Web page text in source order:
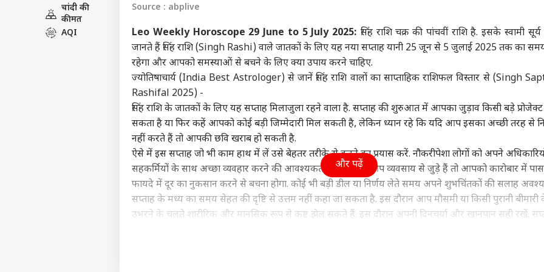
चांदी की
कीमत
AQI
Source : abplive
Leo Weekly Horoscope 29 June to 5 July 2025: सिंह राशि चक्र की पांचवीं राशि है. इसके स्वामी सूर्य
जानते हैं सिंह राशि (Singh Rashi) वाले जातकों के लिए यह नया सप्ताह यानी 25 जून से 5 जुलाई 2025 तक का
रहेगा और आपको समस्याओं से बचने के लिए क्या उपाय करने चाहिए.
ज्योतिषाचार्य (India Best Astrologer) से जानें सिंह राशि वालों का साप्ताहिक राशिफल विस्तार से (Singh
Rashifal 2025) -
सिंह राशि के जातकों के लिए यह सप्ताह मिलाजुला रहने वाला है. सप्ताह की शुरुआत में आपका जुड़ाव किसी बड़े
सकता है या फिर कहें आपको कोई बड़ी जिम्मेदारी मिल सकती है, लेकिन ध्यान रहे कि यदि आप इसका अच्छी तरह से
नहीं करते हैं तो आपकी छवि खराब हो सकती है.
ऐसे में इस सप्ताह जो भी काम हाथ में लें उसे बेहतर तरीके से करने का प्रयास करें. नौकरीपेशा लोगों को अपने
सहकर्मियों के साथ अच्छा व्यवहार करने की आवश्यकता रहेगी। यदि आप व्यवसाय से जुड़े हैं तो आपको कारोबार में
फायदे में दूर का नुकसान करने से बचना होगा. कोई भी बड़ी डील या निर्णय लेते समय अपने शुभचिंतकों की सलाह
सप्ताह के मध्य का समय सेहत की दृष्टि से उत्तम नहीं कहा जा सकता है. इस दौरान आप मौसमी या किसी पुरानी बीमारी
उभरने के चलते शारीरिक और मानसिक रूप से कष्ट झेल सकते हैं. इस दौरान अपनी दिनचर्या और खानपान सही रखें.
और पढ़ें
एडवर्टाइज विथ अस
प्राइवेसी पॉलिसी
कॉन्टैक्ट अस
सेंड फीडबैक
अबाउट अस
करियर्स
LOGIN
फटकार, 'क्या आपको अंडों
से डर लगता है?
और अली को कोर्ट से राहत,
छोटे भाई आबान के जनाजे
में हो सकेंगे शामिल
अभिजीत दीपके बोले, 'BJP
वालों को बताएं कि...'
अब
कर
बॉलीवुड
‘स्पाइडर मैन' 8वें दिन 400
करोड़ के हुई पार, 'बॉर्डर 2'
सहित 13 फिल्मों का रिकॉर्ड
भी तोड़ा
इंडिया
ड्रोन हंटर्स बना रही भारतीय
वायुसेना, ऑपरेशन सिंदूर से
क्या है इसका कनेक्शन?
उत्तर प्रदेश और उत्तराखंड
अबान की कार से मिलीं
लिटरेचर की ये किताबें! भाई
के लिए ले जा रहा था जेल